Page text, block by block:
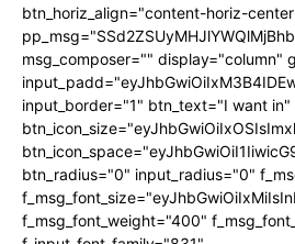
btn_horiz_align="content-horiz-
msg_composer="" display="column"
input_border="1" btn_text="I want in"
btn_radius="0" input_radius="0"
f_msg_font_weight="400"